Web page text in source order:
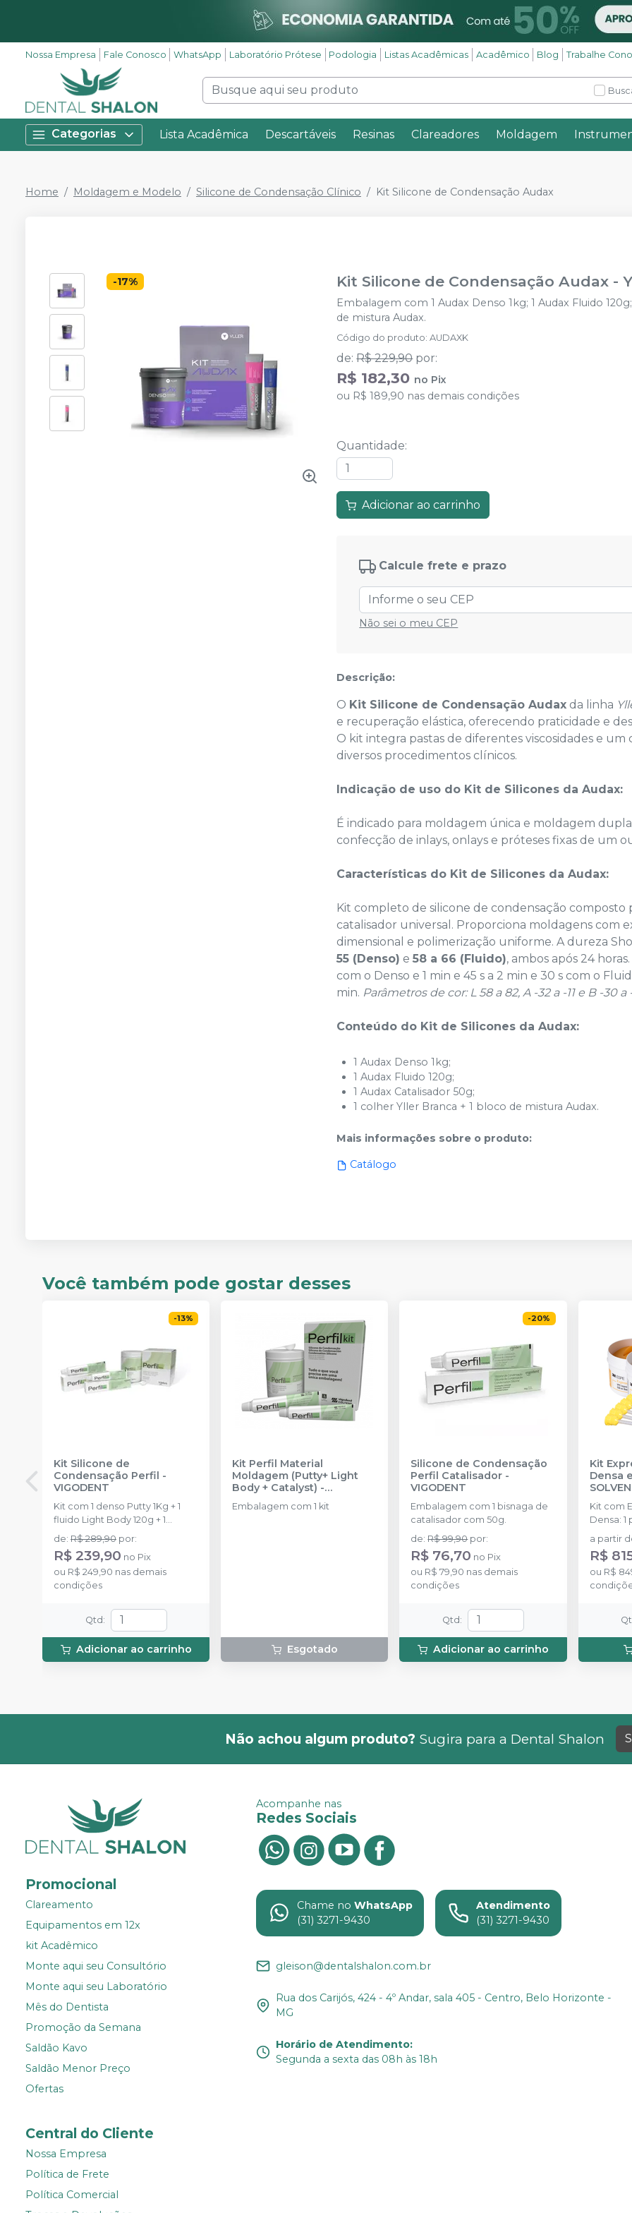
Nossa Empresa Fale Conosco WhatsApp Laboratório Prótese Podologia Listas Acadêmicas Acadêmico Blog Trabalhe
Categorias Lista Acadêmica Descartáveis Resinas Clareadores Moldagem
Home Moldagem e Modelo Silicone de Condensação Clínico Kit Silicone de Condensação Audax
-17% Kit Silicone de Condensação Audax -
Embalagem com 1 Audax Denso 1kg; 1 Audax Fluido
de mistura Audax.
Código do produto:AUDAXK
de: R$ 229,90 por:
R$ 182,30 no Pix
ou R$ 189,90 nas demais condições
Quantidade:
Adicionar ao carrinho
Calcule frete e prazo
Não sei o meu CEP
Descrição:
O Kit Silicone de Condensação Audax da linha
e recuperação elástica, oferecendo praticidade e
O kit integra pastas de diferentes viscosidades e
diversos procedimentos clínicos.
Indicação de uso do Kit de Silicones da Audax:
É indicado para moldagem única e moldagem
confecção de inlays, onlays e próteses fixas de um
Características do Kit de Silicones da Audax:
Kit completo de silicone de condensação composto
catalisador universal. Proporciona moldagens com
dimensional e polimerização uniforme. A dureza
55 (Denso) e58 a 66 (Fluido), ambos após 24
com o Denso e 1 min e 45 s a 2 min e 30 s com o
min. Parâmetros de cor: L 58 a 82, A -32 a -11 e B -30 a
Conteúdo do Kit de Silicones da Audax:
1 Audax Denso 1kg;
1 Audax Fluido 120g;
1 Audax Catalisador 50g;
1 colher Yller Branca + 1 bloco de mistura Audax.
Mais informações sobre o produto:
Catálogo
Você também pode gostar desses
-13%
Kit Silicone de
Condensação Perfil -
VIGODENT
Kit com 1 denso Putty 1Kg + 1
fluido Light Body 120g + 1
catalisador 60ml.
de: R$ 289,90 por:
R$ 239,90 no Pix
ou R$ 249,90 nas demais
condições
Qtd :
Adicionar ao carrinho
Kit Perfil Material
Moldagem (Putty+ Light
Body + Catalyst) -
VIGODENT
Embalagem com 1 kit
Esgotado
-20%
Silicone de Condensação
Perfil Catalisador -
VIGODENT
Embalagem com 1 bisnaga de
catalisador com 50g.
de:R$ 99,90 por:
R$ 76,70 no Pix
ou R$ 79,90 nas demais
condições
Qtd :
Adicionar ao carrinho
Kit
Densa
Kit com
Densa:
(250 ml)
Densa:
XT Pasta
Média
a partir
R$
ou R$
Não achou algum produto? Sugira para a Dental Shalon
Promocional
Clareamento
Equipamentos em 12x
kit Acadêmico
Monte aqui seu Consultório
Monte aqui seu Laboratório
Mês do Dentista
Promoção da Semana
Saldão Kavo
Saldão Menor Preço
Ofertas
Central do Cliente
Nossa Empresa
Política de Frete
Política Comercial
Acompanhe nas
Redes Sociais
Chame no WhatsApp
(31) 3271-9430
Atendimento
(31) 3271-9430
gleison@dentalshalon.com.br
Rua dos Carijós, 424 - 4º Andar, sala 405 - Centro, Belo Horizonte -
MG
Horário de Atendimento:
Segunda a sexta das 08h às 18h